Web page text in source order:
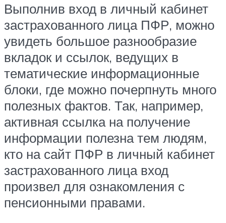
Выполнив вход в личный кабинет
застрахованного лица ПФР, можно
увидеть большое разнообразие
вкладок и ссылок, ведущих в
тематические информационные
блоки, где можно почерпнуть много
полезных фактов. Так, например,
активная ссылка на получение
информации полезна тем людям,
кто на сайт ПФР в личный кабинет
застрахованного лица вход
произвел для ознакомления с
пенсионными правами.